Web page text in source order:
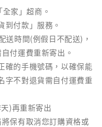
家」超商。
到付款」服務。
送時間(例假日不配送)，
付運費重新寄出。
確的手機號碼，以確保能
字不對退貨需自付運費重
)再重新寄出
保有取消您訂購資格或